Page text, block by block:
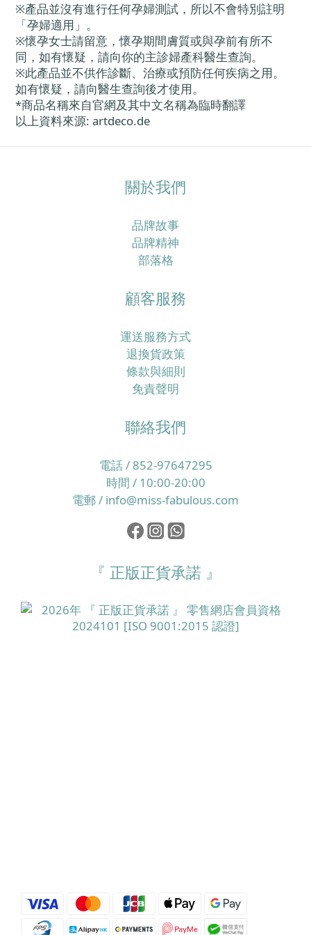
※產品並沒有進行任何孕婦測試，所以不會特別註明
「孕婦適用」。
※懷孕女士請留意，懷孕期間膚質或與孕前有所不
同，如有懷疑，請向你的主診婦產科醫生查詢。
※此產品並不供作診斷、治療或預防任何疾病之用。
如有懷疑，請向醫生查詢後才使用。
*商品名稱來自官網及其中文名稱為臨時翻譯
以上資料來源: artdeco.de
關於我們
品牌故事
品牌精神
部落格
顧客服務
運送服務方式
退換貨政策
條款與細則
免責聲明
聯絡我們
電話 / 852-97647295
時間 / 10:00-20:00
電郵 / info@miss-fabulous.com
『 正版正貨承諾 』